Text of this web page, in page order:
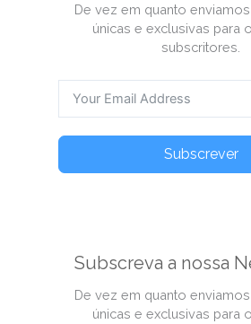
De vez em quanto
únicas e exclusivas para
subscritores.
Subscrever
Subscreva a nossa
De vez em quanto
únicas e exclusivas para